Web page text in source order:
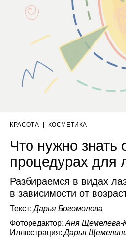
КРАСОТА | КОСМЕТИКА
Что нужно знать
процедурах для
Разбираемся в видах
в зависимости от
Текст:Дарья Богомолова
Фоторедактор: Аня Щемелева-
Иллюстрация:Дарья